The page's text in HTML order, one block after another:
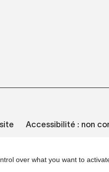
Accessibilité : non
over what you want to